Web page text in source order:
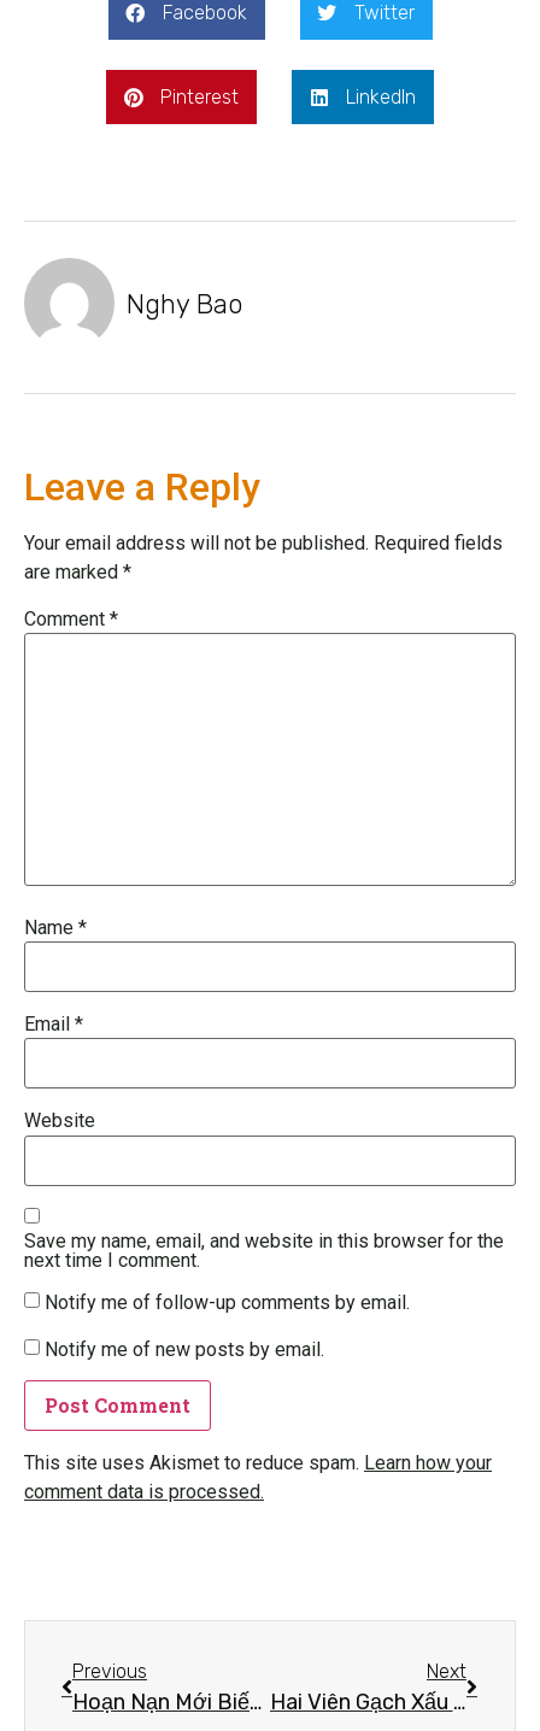
Facebook Twitter
Pinterest LinkedIn
Nghy Bao
Leave a Reply
Your email address will not be published. Required fields
are marked *
Comment *
Name *
Email *
Website
Save my name, email, and website in this browser for the
next time I comment.
Notify me of follow-up comments by email.
Notify me of new posts by email.
This site uses Akismet to reduce spam. Learn how your
comment data is processed.
Previous
Hoạn Nạn Mới Biết Chân Tình
Next
Hai Viên Gạch Xấu Xí